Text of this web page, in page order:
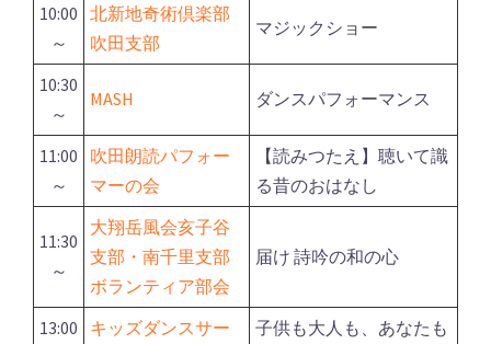
10:00
～
北新地奇術倶楽部
吹田支部
マジックショー
10:30
～
MASH ダンスパフォーマンス
11:00
～
吹田朗読パフォー
マーの会
【読みつたえ】聴いて識
る昔のおはなし
11:30
～
大翔岳風会亥子谷
支部・南千里支部
ボランティア部会
届け 詩吟の和の心
13:00
キッズダンスサー
子供も大人も、あなたも